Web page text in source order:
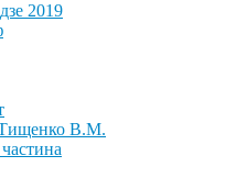
2019
Тищенко В.М.